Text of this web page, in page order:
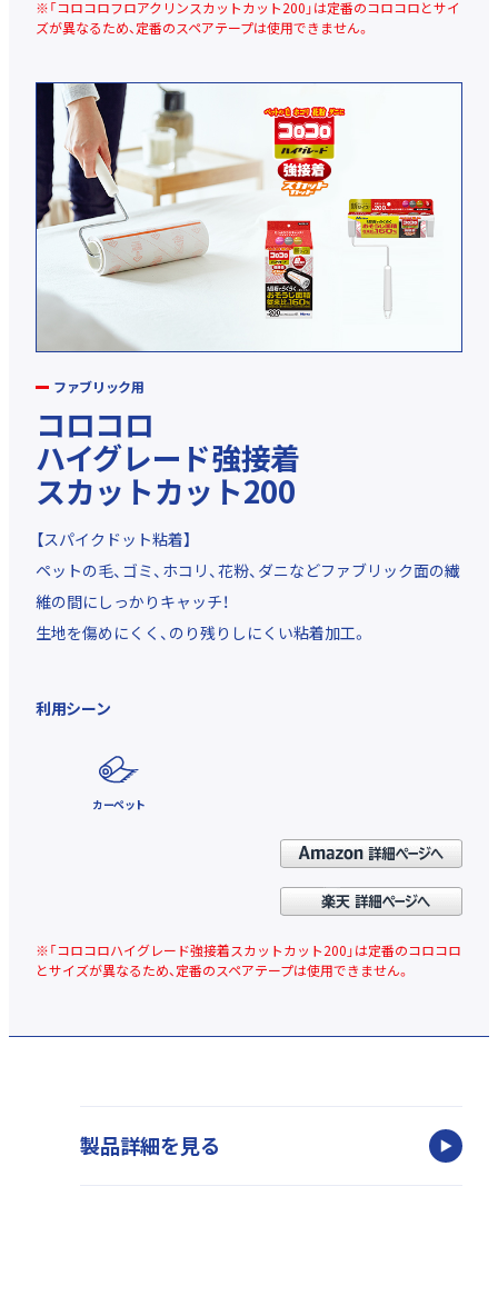
※「コロコロフロアクリンスカットカット200」は定番のコロコロとサイ
ズが異なるため、定番のスペアテープは使用できません。
ファブリック用
コロコロ
ハイグレード強接着
スカットカット200
【スパイクドット粘着】
ペットの毛、ゴミ、ホコリ、花粉、ダニなどファブリック面の繊
維の間にしっかりキャッチ！
生地を傷めにくく、のり残りしにくい粘着加工。
利用シーン
カーペット
※「コロコロハイグレード強接着スカットカット200」は定番のコロコロ
とサイズが異なるため、定番のスペアテープは使用できません。
製品詳細を見る